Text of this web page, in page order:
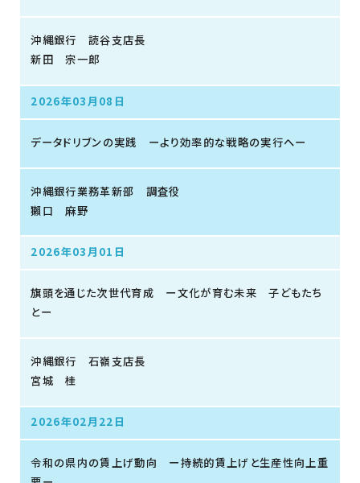
沖縄銀行 読谷支店長
新田 宗一郎
2026年03月08日
データドリブンの実践 ーより効率的な戦略の実行へー
沖縄銀行業務革新部 調査役
獺口 麻野
2026年03月01日
旗頭を通じた次世代育成 ー文化が育む未来 子どもたち
とー
沖縄銀行 石嶺支店長
宮城 桂
2026年02月22日
令和の県内の賃上げ動向 ー持続的賃上げと生産性向上重